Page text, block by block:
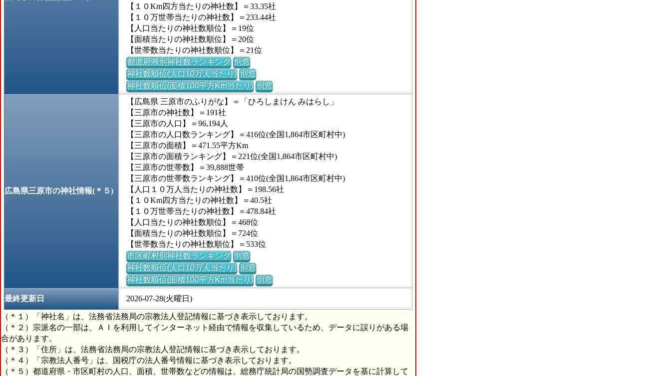
【１０Km四方当たりの神社数】＝33.35社
【１０万世帯当たりの神社数】＝233.44社
【人口当たりの神社数順位】＝19位
【面積当たりの神社数順位】＝20位
【世帯数当たりの神社数順位】＝21位
都道府県別神社数ランキング 別窓
神社数順位(人口10万人当たり) 別窓
神社数順位(面積100平方Km当たり) 別窓
広島県三原市の神社情報(＊５)
【広島県 三原市のふりがな】＝「ひろしまけん みはらし」
【三原市の神社数】＝191社
【三原市の人口】＝96,194人
【三原市の人口数ランキング】＝416位(全国1,864市区町村中)
【三原市の面積】＝471.55平方Km
【三原市の面積ランキング】＝221位(全国1,864市区町村中)
【三原市の世帯数】＝39,888世帯
【三原市の世帯数ランキング】＝410位(全国1,864市区町村中)
【人口１０万人当たりの神社数】＝198.56社
【１０Km四方当たりの神社数】＝40.5社
【１０万世帯当たりの神社数】＝478.84社
【人口当たりの神社数順位】＝468位
【面積当たりの神社数順位】＝724位
【世帯数当たりの神社数順位】＝533位
市区町村別神社数ランキング 別窓
神社数順位(人口10万人当たり) 別窓
神社数順位(面積100平方Km当たり) 別窓
最終更新日 2026-07-28(火曜日)
（＊１）「神社名」は、法務省法務局の宗教法人登記情報に基づき表示しております。
（＊２）宗派名の一部は、ＡＩを利用してインターネット経由で情報を収集しているため、データに誤りがある場
合があります。
（＊３）「住所」は、法務省法務局の宗教法人登記情報に基づき表示しております。
（＊４）「宗教法人番号」は、国税庁の法人番号情報に基づき表示しております。
（＊５）都道府県・市区町村の人口、面積、世帯数などの情報は、総務庁統計局の国勢調査データを基に計算して